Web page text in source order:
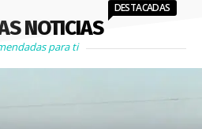
NOTICIAS
DESTACADAS
para ti